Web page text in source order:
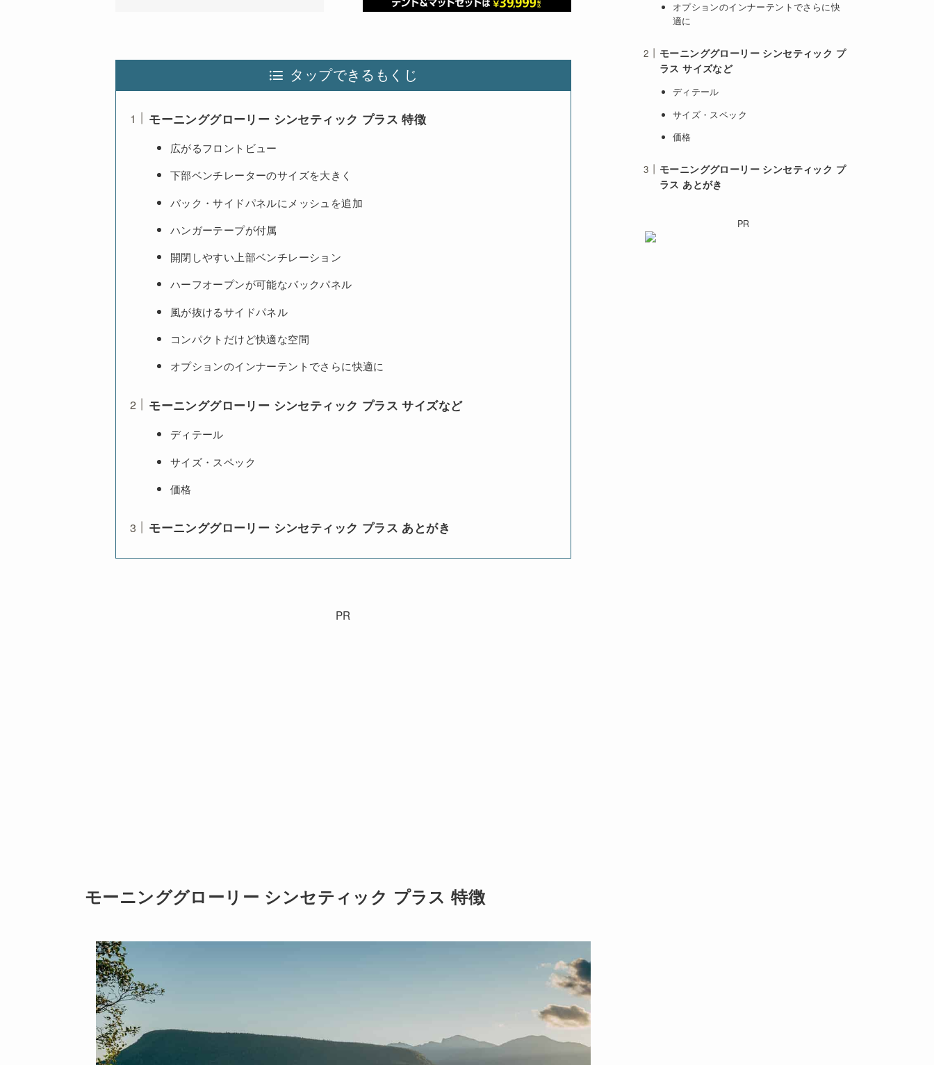
タップできるもくじ
モーニンググローリー シンセティック プラス 特徴
広がるフロントビュー
下部ベンチレーターのサイズを大きく
バック・サイドパネルにメッシュを追加
ハンガーテープが付属
開閉しやすい上部ベンチレーション
ハーフオープンが可能なバックパネル
風が抜けるサイドパネル
コンパクトだけど快適な空間
オプションのインナーテントでさらに快適に
モーニンググローリー シンセティック プラス サイズなど
ディテール
サイズ・スペック
価格
モーニンググローリー シンセティック プラス あとがき
PR
モーニンググローリー シンセティック プラス 特徴
オプションのインナーテントでさらに快
適に
モーニンググローリー シンセティック プ
ラス サイズなど
ディテール
サイズ・スペック
価格
モーニンググローリー シンセティック プ
ラス あとがき
PR